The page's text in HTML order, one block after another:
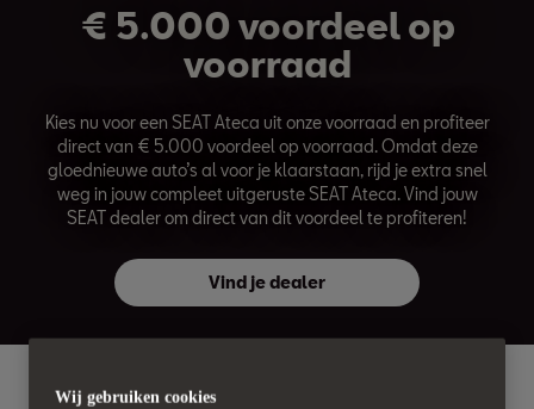
€ 5.000 voordeel op
voorraad
Kies nu voor een SEAT Ateca uit onze voorraad en profiteer
direct van € 5.000 voordeel op voorraad. Omdat deze
gloednieuwe auto’s al voor je klaarstaan, rijd je extra snel
weg in jouw compleet uitgeruste SEAT Ateca. Vind jouw
SEAT dealer om direct van dit voordeel te profiteren!
Vind je dealer
Wij gebruiken cookies